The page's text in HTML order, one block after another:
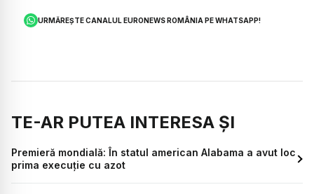
URMĂREȘTE CANALUL EURONEWS ROMÂNIA PE WHATSAPP!
TE-AR PUTEA INTERESA ȘI
Premieră mondială: În statul american Alabama a avut loc
prima execuție cu azot